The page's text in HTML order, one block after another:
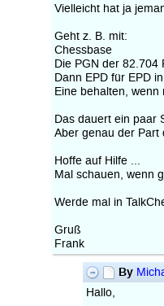
Vielleicht hat ja
Geht z. B. mit:
Chessbase
Die PGN der 82.704
Dann EPD für EPD
Eine behalten,
Das dauert ein paar
Aber genau der Part
Hoffe auf Hilfe ...
Mal schauen, wenn
Werde mal in
Gruß
Frank
By
Hallo,